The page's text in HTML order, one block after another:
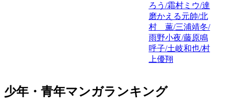
ろう/霜村ミウ/達
磨かえる元帥/北
村 薫/三浦靖冬/
雨野小夜/藤原鳴
呼子/土岐和也/村
上優翔
少年・青年マンガランキング